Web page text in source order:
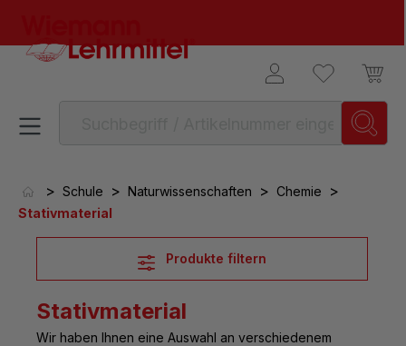
> Schule > Naturwissenschaften > Chemie >
Stativmaterial
Produkte filtern
Stativmaterial
Wir haben Ihnen eine Auswahl an verschiedenem